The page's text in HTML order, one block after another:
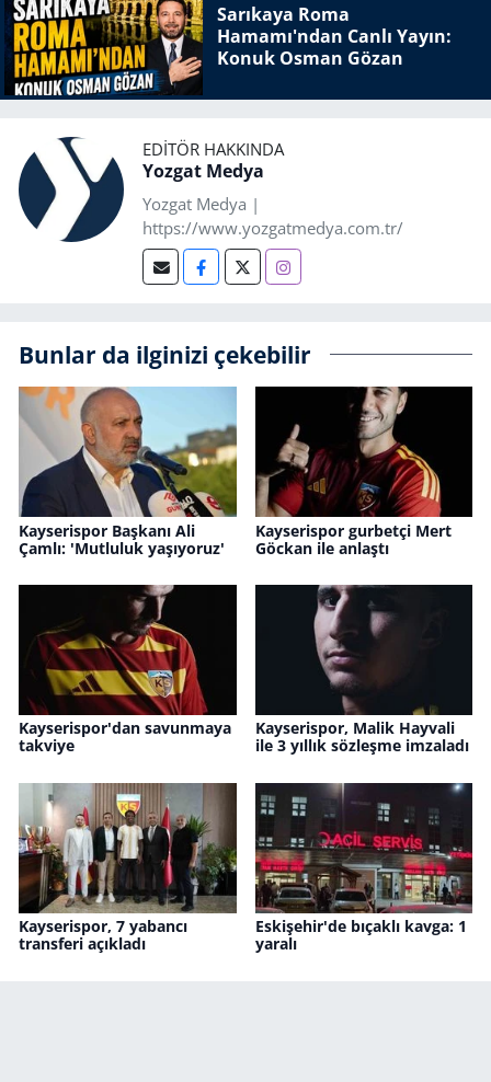
Sarıkaya Roma
Hamamı'ndan Canlı Yayın:
Konuk Osman Gözan
EDITÖR HAKKINDA
Yozgat Medya
Yozgat Medya |
https://www.yozgatmedya.com.tr/
Bunlar da ilginizi çekebilir
Kayserispor Başkanı Ali
Çamlı: 'Mutluluk yaşıyoruz'
Kayserispor gurbetçi Mert
Göckan ile anlaştı
Kayserispor'dan savunmaya
takviye
Kayserispor, Malik Hayvali
ile 3 yıllık sözleşme imzaladı
Kayserispor, 7 yabancı
transferi açıkladı
Eskişehir'de bıçaklı kavga: 1
yaralı